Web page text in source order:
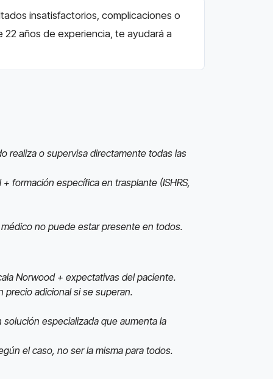
insatisfactorios, complicaciones o
años de experiencia, te ayudará a
realiza o supervisa directamente todas las
formación específica en trasplante (ISHRS,
no puede estar presente en todos.
Norwood + expectativas del paciente.
precio adicional si se superan.
solución especializada que aumenta la
el caso, no ser la misma para todos.